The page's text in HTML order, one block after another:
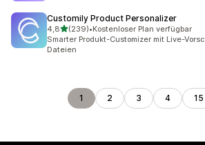
Customily Product Personalizer
4,8von 5 Sternen
(239)
239 Rezensionen insgesamt
•Kostenloser Plan verfügbar
Smarter Produkt-Customizer mit Live-
Dateien
1 2 3 4 15